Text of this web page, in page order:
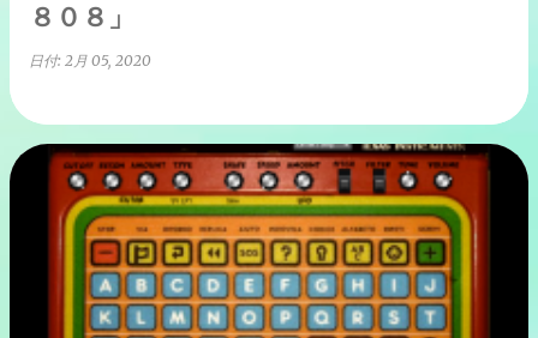
８０８」
日付: 2月 05, 2020